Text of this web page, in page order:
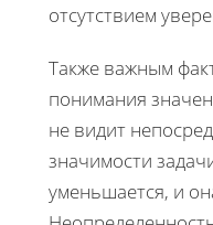
отсутствием
Также важным
понимания
не видит
значимости
уменьшается, и